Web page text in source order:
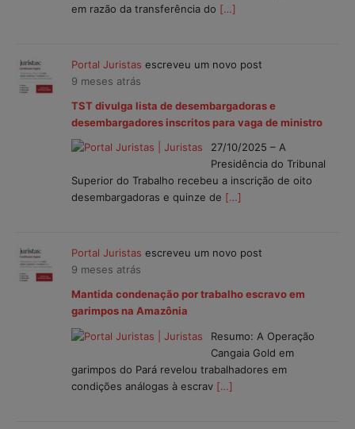
em razão da transferência do […]
Portal Juristas escreveu um novo post
9 meses atrás
TST divulga lista de desembargadoras e
desembargadores inscritos para vaga de ministro
27/10/2025 – A
Presidência do Tribunal
Superior do Trabalho recebeu a inscrição de oito
desembargadoras e quinze de […]
Portal Juristas escreveu um novo post
9 meses atrás
Mantida condenação por trabalho escravo em
garimpos na Amazônia
Resumo: A Operação
Cangaia Gold em
garimpos do Pará revelou trabalhadores em
condições análogas à escrav […]